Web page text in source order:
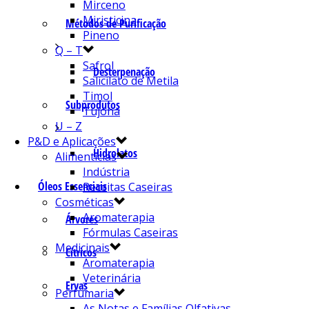
Métodos de Purificação
Desterpenação
Subprodutos
Hidrolatos
Óleos Essenciais
Árvores
Cítricos
Ervas
Mirceno
Miristicina
Pineno
Q – T
Safrol
Salicilato de Metila
Timol
Tujona
U – Z
P&D e Aplicações
Alimentícias
Indústria
Receitas Caseiras
Cosméticas
Aromaterapia
Fórmulas Caseiras
Medicinais
Aromaterapia
Veterinária
Perfumaria